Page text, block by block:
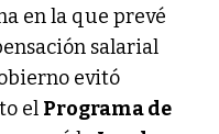
en la que prevé
salarial
evitó
el Programa de